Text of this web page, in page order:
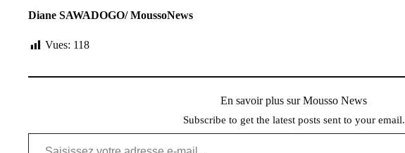
Diane SAWADOGO/ MoussoNews
Vues: 118
En savoir plus sur Mousso News
Subscribe to get the latest posts sent to your email.
Saisissez votre adresse e-mail…